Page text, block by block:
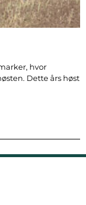
hvor
Dette års høst